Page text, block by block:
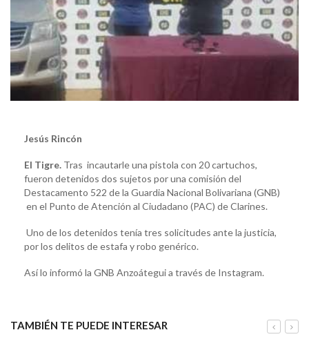
Jesús Rincón
El Tigre. Tras incautarle una pistola con 20 cartuchos,
fueron detenidos dos sujetos por una comisión del
Destacamento 522 de la Guardia Nacional Bolivariana (GNB)
en el Punto de Atención al Ciudadano (PAC) de Clarines.
Uno de los detenidos tenía tres solicitudes ante la justicia,
por los delitos de estafa y robo genérico.
Así lo informó la GNB Anzoátegui a través de Instagram.
TAMBIÉN TE PUEDE INTERESAR